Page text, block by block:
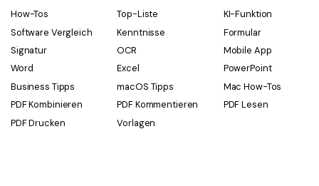
How-Tos Top-Liste
KI-Funktion
Software Vergleich
Kenntnisse
Formular
Signatur
OCR
Mobile App
Word
Excel
PowerPoint
Business Tipps
macOS Tipps
Mac How-Tos
PDF Kombinieren
PDF Kommentieren
PDF Lesen
PDF Drucken
Vorlagen